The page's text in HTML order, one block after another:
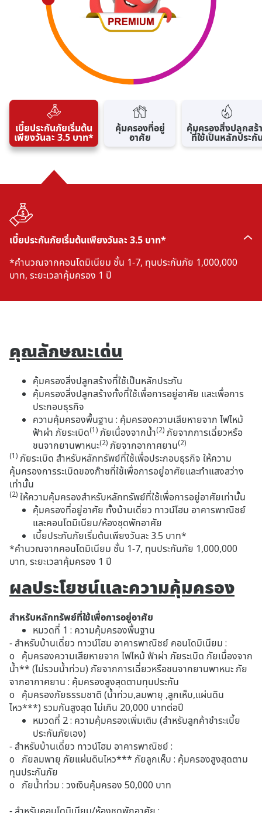
เบี้ยประกันภัยเริ่มต้น
เพียงวันละ 3.5 บาท*
คุ้มครองที่อยู่
อาศัย
คุ้มครองสิ่งปลูกสร้
ที่ใช้เป็นหลักประกั
เบี้ยประกันภัยเริ่มต้นเพียงวันละ 3.5 บาท*
*คำนวณจากคอนโดมิเนียม ชั้น 1-7, ทุนประกันภัย 1,000,000
บาท, ระยะเวลาคุ้มครอง 1 ปี
คุณลักษณะเด่น
คุ้มครองสิ่งปลูกสร้างที่ใช้เป็นหลักประกัน
คุ้มครองสิ่งปลูกสร้างทั้งที่ใช้เพื่อการอยู่อาศัย และเพื่อการ
ประกอบธุรกิจ
ความคุ้มครองพื้นฐาน : คุ้มครองความเสียหายจาก ไฟไหม้
ฟ้าผ่า ภัยระเบิด(1) ภัยเนื่องจากน้ำ(2) ภัยจากการเฉี่ยวหรือ
ชนจากยานพาหนะ(2) ภัยจากอากาศยาน(2)
(1) ภัยระเบิด สำหรับหลักทรัพย์ที่ใช้เพื่อประกอบธุรกิจ ให้ความ
คุ้มครองการระเบิดของก๊าซที่ใช้เพื่อการอยู่อาศัยและทำแสงสว่าง
เท่านั้น
(2) ให้ความคุ้มครองสำหรับหลักทรัพย์ที่ใช้เพื่อการอยู่อาศัยเท่านั้น
คุ้มครองที่อยู่อาศัย ทั้งบ้านเดี่ยว ทาวน์โฮม อาคารพาณิชย์
และคอนโดมิเนียม/ห้องชุดพักอาศัย
เบี้ยประกันภัยเริ่มต้นเพียงวันละ 3.5 บาท*
*คำนวณจากคอนโดมิเนียม ชั้น 1-7, ทุนประกันภัย 1,000,000
บาท, ระยะเวลาคุ้มครอง 1 ปี
ผลประโยชน์และความคุ้มครอง
สำหรับหลักทรัพย์ที่ใช้เพื่อการอยู่อาศัย
หมวดที่ 1 : ความคุ้มครองพื้นฐาน
- สำหรับบ้านเดี่ยว ทาวน์โฮม อาคารพาณิชย์ คอนโดมิเนียม :
o คุ้มครองความเสียหายจาก ไฟไหม้ ฟ้าผ่า ภัยระเบิด ภัยเนื่องจาก
น้ำ** (ไม่รวมน้ำท่วม) ภัยจากการเฉี่ยวหรือชนจากยานพาหนะ ภัย
จากอากาศยาน : คุ้มครองสูงสุดตามทุนประกัน
o คุ้มครองภัยธรรมชาติ (น้ำท่วม,ลมพายุ ,ลูกเห็บ,แผ่นดิน
ไหว***) รวมกันสูงสุด ไม่เกิน 20,000 บาทต่อปี
หมวดที่ 2 : ความคุ้มครองเพิ่มเติม (สำหรับลูกค้าชำระเบี้ย
ประกันภัยเอง)
- สำหรับบ้านเดี่ยว ทาวน์โฮม อาคารพาณิชย์ :
o ภัยลมพายุ ภัยแผ่นดินไหว*** ภัยลูกเห็บ : คุ้มครองสูงสุดตาม
ทุนประกันภัย
o ภัยน้ำท่วม : วงเงินคุ้มครอง 50,000 บาท